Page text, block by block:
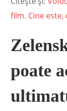
film. Cine
poate